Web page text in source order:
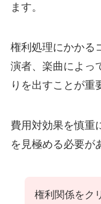
ます。
権利処理にかかる
演者、楽曲によっ
りを出すことが重
費用対効果を慎重
を見極める必要が
権利関係をク